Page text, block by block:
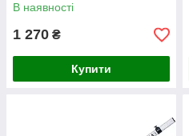
В наявності
1 270 ₴
Купити